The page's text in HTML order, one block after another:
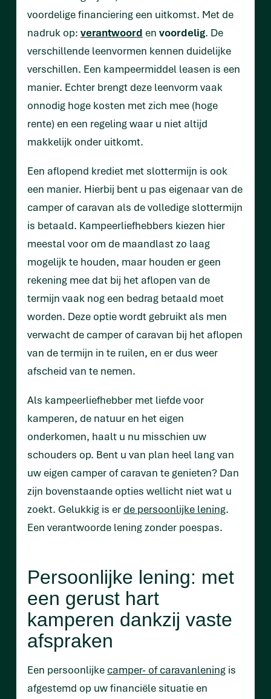
voordelige financiering een uitkomst. Met de
nadruk op: verantwoord en voordelig. De
verschillende leenvormen kennen duidelijke
verschillen. Een kampeermiddel leasen is een
manier. Echter brengt deze leenvorm vaak
onnodig hoge kosten met zich mee (hoge
rente) en een regeling waar u niet altijd
makkelijk onder uitkomt.
Een aflopend krediet met slottermijn is ook
een manier. Hierbij bent u pas eigenaar van de
camper of caravan als de volledige slottermijn
is betaald. Kampeerliefhebbers kiezen hier
meestal voor om de maandlast zo laag
mogelijk te houden, maar houden er geen
rekening mee dat bij het aflopen van de
termijn vaak nog een bedrag betaald moet
worden. Deze optie wordt gebruikt als men
verwacht de camper of caravan bij het aflopen
van de termijn in te ruilen, en er dus weer
afscheid van te nemen.
Als kampeerliefhebber met liefde voor
kamperen, de natuur en het eigen
onderkomen, haalt u nu misschien uw
schouders op. Bent u van plan heel lang van
uw eigen camper of caravan te genieten? Dan
zijn bovenstaande opties wellicht niet wat u
zoekt. Gelukkig is er de persoonlijke lening.
Een verantwoorde lening zonder poespas.
Persoonlijke lening: met
een gerust hart
kamperen dankzij vaste
afspraken
Een persoonlijke camper- of caravanlening is
afgestemd op uw financiële situatie en